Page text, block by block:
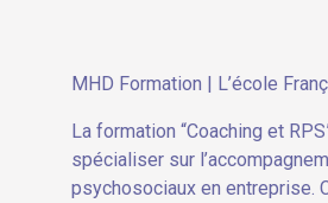
MHD Formation | L’école
La formation “Coaching et
spécialiser sur
psychosociaux en entreprise.